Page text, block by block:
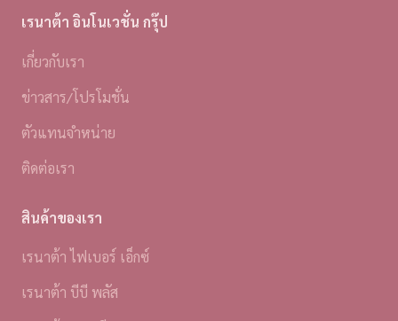
เรนาต้า อินโนเวชั่น กรุ๊ป
เกี่ยวกับเรา
ข่าวสาร/โปรโมชั่น
ตัวแทนจำหน่าย
ติดต่อเรา
สินค้าของเรา
เรนาต้า ไฟเบอร์ เอ็กซ์
เรนาต้า บีบี พลัส